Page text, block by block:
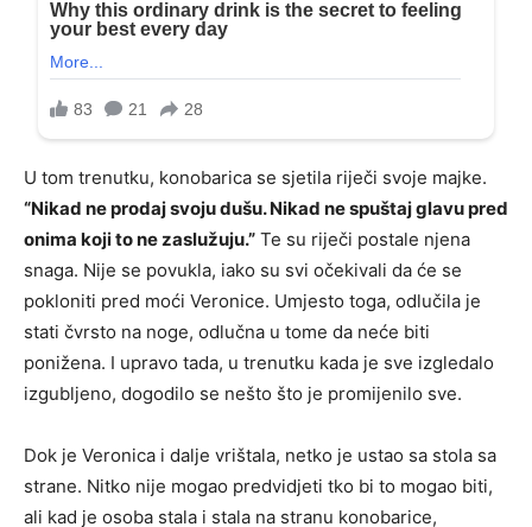
U tom trenutku, konobarica se sjetila riječi svoje majke.
“Nikad ne prodaj svoju dušu. Nikad ne spuštaj glavu pred
onima koji to ne zaslužuju.” Te su riječi postale njena
snaga. Nije se povukla, iako su svi očekivali da će se
pokloniti pred moći Veronice. Umjesto toga, odlučila je
stati čvrsto na noge, odlučna u tome da neće biti
ponižena. I upravo tada, u trenutku kada je sve izgledalo
izgubljeno, dogodilo se nešto što je promijenilo sve.
Dok je Veronica i dalje vrištala, netko je ustao sa stola sa
strane. Nitko nije mogao predvidjeti tko bi to mogao biti,
ali kad je osoba stala i stala na stranu konobarice,